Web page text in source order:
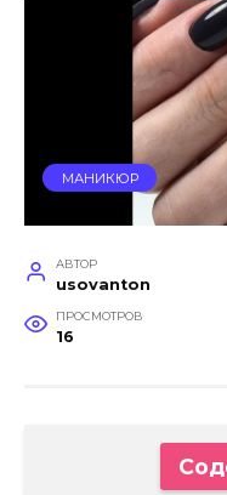
МАНИКЮР
АВТОР
usovanton
ПРОСМОТРОВ
16